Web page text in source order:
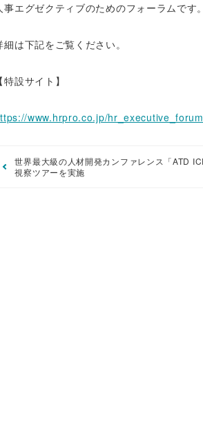
事エグゼクティブのためのフォーラムです。
細は下記をご覧ください。
【特設サイト】
www.hrpro.co.jp/
世界最大級の人材開発カンファレンス「ATD
視察ツアーを実施